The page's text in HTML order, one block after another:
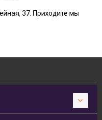
37. Приходите мы